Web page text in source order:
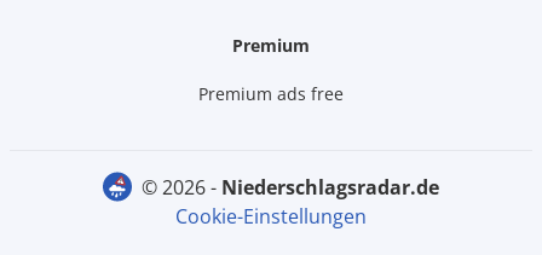
Premium
Premium ads free
© 2026 -
niederschlagsradar.de
Cookie-Einstellungen